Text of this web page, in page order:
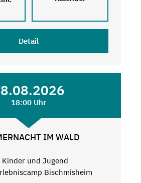
Detail
18:00 Uhr
IM WALD
Kinder und Jugend
Bischmisheim